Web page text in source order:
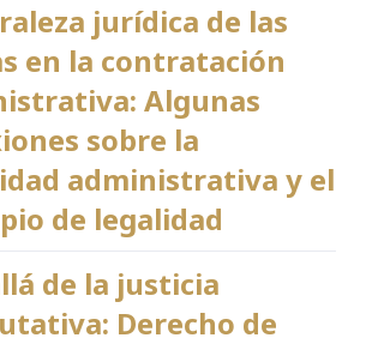
jurídica de las
en la contratación
Algunas
sobre la
administrativa y el
de legalidad
de la justicia
Derecho de